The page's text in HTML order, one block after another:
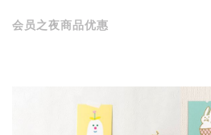
会员之夜商品优惠